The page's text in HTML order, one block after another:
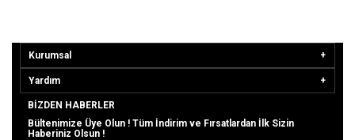
Kurumsal
Yardım
BIZDEN HABERLER
Bültenimize Üye Olun ! Tüm İndirim ve Fırsatlardan İlk Sizin
Haberiniz Olsun !